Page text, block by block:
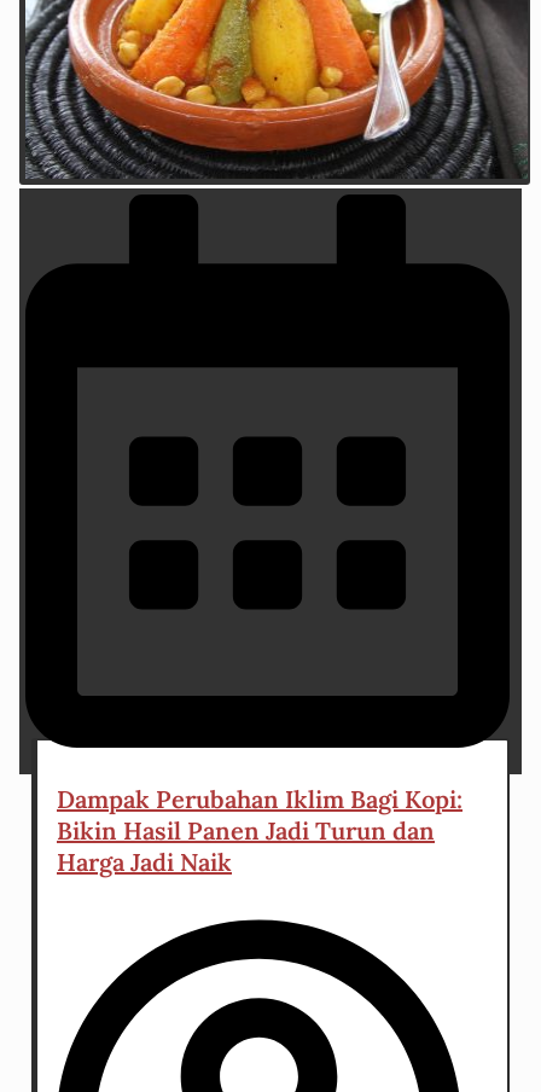
Dampak Perubahan Iklim Bagi Kopi:
Bikin Hasil Panen Jadi Turun dan
Harga Jadi Naik